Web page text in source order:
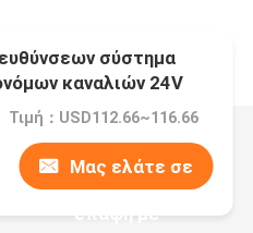
σύστημα
καναλιών 24V
Τιμή：USD112.66~116.66
Μας ελάτε σε
επαφή με